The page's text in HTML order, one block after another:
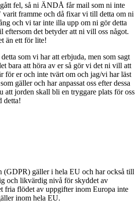
fel, så ni ÄNDÅ får mail som ni inte
framme och då fixar vi till detta om ni
och vi tar inte illa upp om ni gör detta
eftersom det betyder att ni vill oss något.
än ett för lite!
som vi har att erbjuda, men som sagt
bara att höra av er så gör vi det ni vill att
för er och inte tvärt om och jag/vi har läst
gäller och har anpassat oss efter dessa
att jorden skall bli en tryggare plats för oss
detta!
(GDPR) gäller i hela EU och har också till
och likvärdig nivå för skyddet av
fria flödet av uppgifter inom Europa inte
inom hela EU.